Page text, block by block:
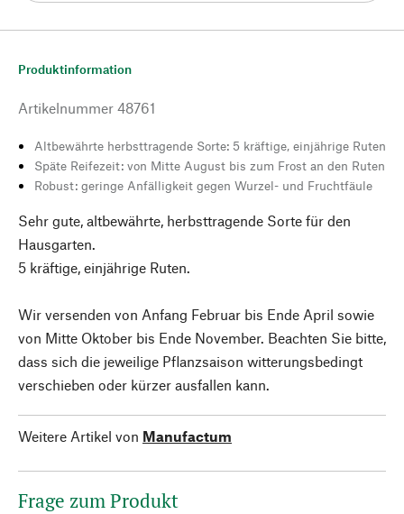
Produktinformation
Artikelnummer 48761
Altbewährte herbsttragende Sorte: 5 kräftige, einjährige Ruten
Späte Reifezeit: von Mitte August bis zum Frost an den Ruten
Robust: geringe Anfälligkeit gegen Wurzel- und Fruchtfäule
Sehr gute, altbewährte, herbsttragende Sorte für den
Hausgarten.
5 kräftige, einjährige Ruten.
Wir versenden von Anfang Februar bis Ende April sowie
von Mitte Oktober bis Ende November. Beachten Sie bitte,
dass sich die jeweilige Pflanzsaison witterungsbedingt
verschieben oder kürzer ausfallen kann.
Weitere Artikel von Manufactum
Frage zum Produkt